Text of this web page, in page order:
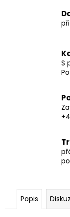
S
Popis